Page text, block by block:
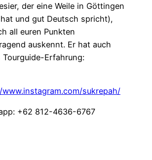
der eine Weile in Göttingen
und gut Deutsch spricht),
all euren Punkten
auskennt. Er hat auch
Tourguide-Erfahrung:
sukrepah/
+62 812-4636-6767